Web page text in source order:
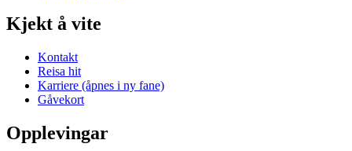
Kjekt å vite
Kontakt
Reisa hit
Karriere (åpnes i ny fane)
Gåvekort
Opplevingar